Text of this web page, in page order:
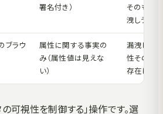
署名付き）
そのもの
洩しうる
ブラウ
属性に関する事実の
み（属性値は見えな
い）
漏洩しう
性そのも
存在しない
可視性を制御する」操作です。選